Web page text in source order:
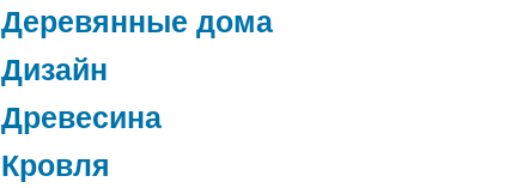
Деревянные дома
Дизайн
Древесина
Кровля